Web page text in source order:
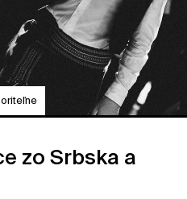
zo Srbska a